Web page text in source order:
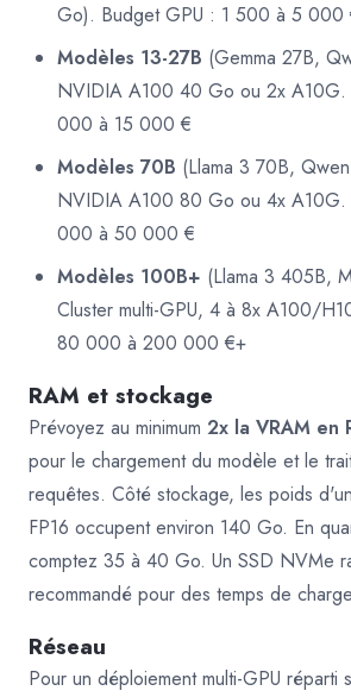
Go). Budget GPU : 1 500 à 5 000
Modèles 13-27B (Gemma 27B,
NVIDIA A100 40 Go ou 2x A10G.
000 à 15 000 €
Modèles 70B (Llama 3 70B,
NVIDIA A100 80 Go ou 4x A10G.
000 à 50 000 €
Modèles 100B+ (Llama 3 405B,
Cluster multi-GPU, 4 à 8x A100/
80 000 à 200 000 €+
RAM et stockage
Prévoyez au minimum 2x la VRAM en
pour le chargement du modèle et le
requêtes. Côté stockage, les poids
FP16 occupent environ 140 Go. En
comptez 35 à 40 Go. Un SSD NVMe
recommandé pour des temps de
Réseau
Pour un déploiement multi-GPU réparti